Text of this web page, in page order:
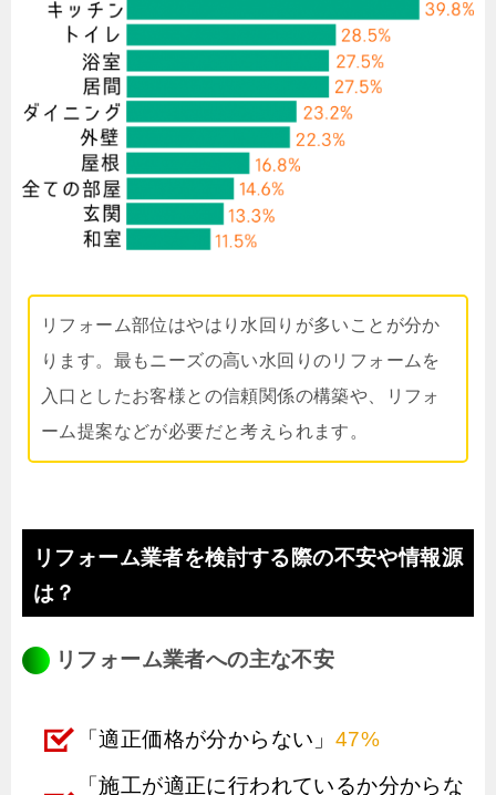
リフォーム部位はやはり水回りが多いことが分か
ります。最もニーズの高い水回りのリフォームを
入口としたお客様との信頼関係の構築や、リフォ
ーム提案などが必要だと考えられます。
リフォーム業者を検討する際の不安や情報源
は？
リフォーム業者への主な不安
「適正価格が分からない」 47%
「施工が適正に行われているか分からな